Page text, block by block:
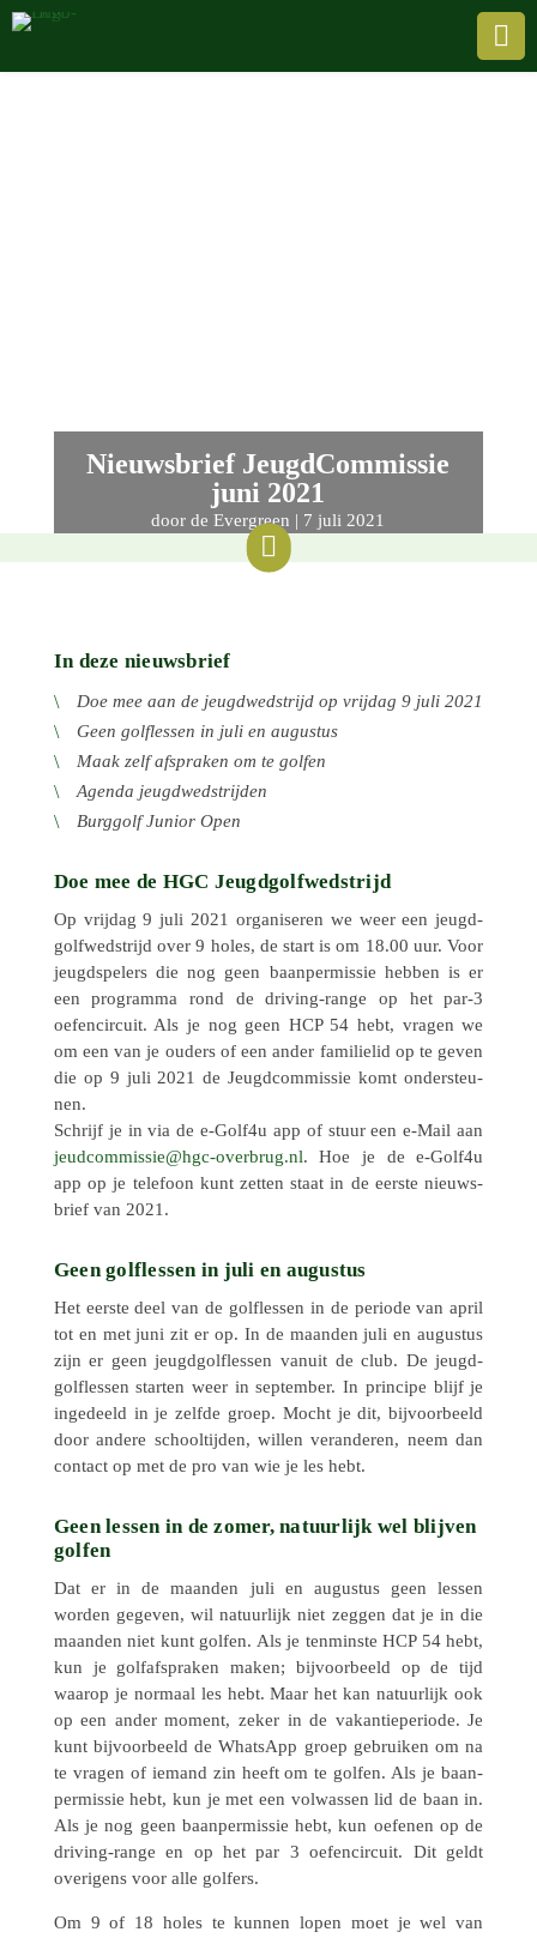

Nieuwsbrief JeugdCommissie
juni 2021
doorde Evergreen | 7 juli 2021

In deze nieuwsbrief
Doe mee aan de jeugd­wed­strijd op vrijdag 9 juli 2021
Geen golfles­sen in juli en augustus
Maak zelf afspra­ken om te golfen
Agenda jeugd­wed­strij­den
Burg­golf Junior Open
Doe mee de HGC Jeugdgolfwedstrijd
Op vrijdag 9 juli 2021 orga­ni­se­ren we weer een jeugd­
golf­wed­strijd over 9 holes, de start is om 18.00 uur. Voor
jeugd­spe­lers die nog geen baan­per­mis­sie hebben is er
een programma rond de driving-range op het par‑3
oefen­cir­cuit. Als je nog geen HCP 54 hebt, vragen we
om een van je ouders of een ander fami­lie­lid op te geven
die op 9 juli 2021 de Jeugd­com­mis­sie komt onder­steu­
nen.
Schrijf je in via de e‑Golf4u app of stuur een e‑Mail aan
ln.gurbrevo-cgh
@eissimmocduej
. Hoe je de e‑Golf4u
app op je tele­foon kunt zetten staat in de eerste nieuws­
brief van 2021.
Geen golflessen in juli en augustus
Het eerste deel van de golfles­sen in de periode van april
tot en met juni zit er op. In de maanden juli en augus­tus
zijn er geen jeugd­golfles­sen vanuit de club. De jeugd­
golfles­sen starten weer in septem­ber. In prin­cipe blijf je
inge­deeld in je zelfde groep. Mocht je dit, bijvoor­beeld
door andere school­tij­den, willen veran­de­ren, neem dan
contact op met de pro van wie je les hebt.
Geen lessen in de zomer, natuurlijk wel blijven
golfen
Dat er in de maanden juli en augus­tus geen lessen
worden gegeven, wil natuur­lijk niet zeggen dat je in die
maanden niet kunt golfen. Als je tenmin­ste HCP 54 hebt,
kun je golf­af­spra­ken maken; bijvoor­beeld op de tijd
waarop je normaal les hebt. Maar het kan natuur­lijk ook
op een ander moment, zeker in de vakan­tie­pe­ri­ode. Je
kunt bijvoor­beeld de Whats­App groep gebrui­ken om na
te vragen of iemand zin heeft om te golfen. Als je baan­
per­mis­sie hebt, kun je met een volwas­sen lid de baan in.
Als je nog geen baan­per­mis­sie hebt, kun oefenen op de
driving-range en op het par 3 oefen­cir­cuit. Dit geldt
overi­gens voor alle golfers.
Om 9 of 18 holes te kunnen lopen moet je wel van